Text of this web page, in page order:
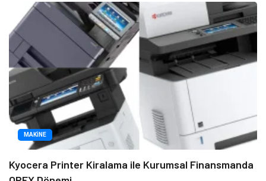
MAKINE
Kyocera Printer Kiralama ile Kurumsal Finansmanda